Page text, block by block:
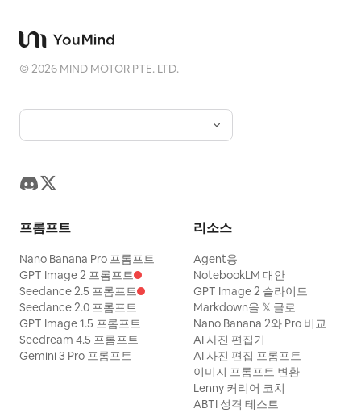
©2026 MIND MOTOR PTE. LTD.
프롬프트
Nano Banana Pro 프롬프트
GPT Image 2 프롬프트
Seedance 2.5 프롬프트
Seedance 2.0 프롬프트
GPT Image 1.5 프롬프트
Seedream 4.5 프롬프트
Gemini 3 Pro 프롬프트
리소스
Agent용
NotebookLM 대안
GPT Image 2 슬라이드
Markdown을 𝕏 글로
Nano Banana 2와 Pro 비교
AI 사진 편집기
AI 사진 편집 프롬프트
이미지 프롬프트 변환
Lenny 커리어 코치
ABTI 성격 테스트